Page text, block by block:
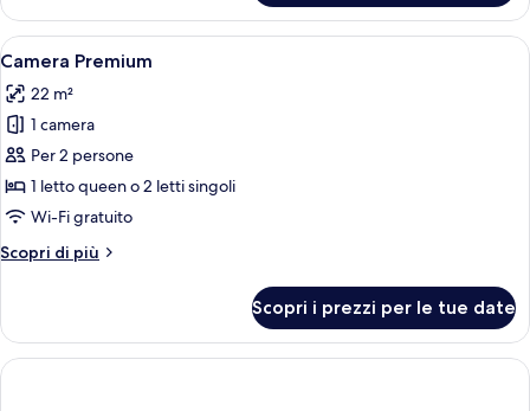
familiare
(2Adults
+
Apri
tutte
le
foto
per
Camera
Premium
Una camera d'albergo con un letto
12
Camera Premium
22 m²
1 camera
Per 2 persone
1 letto queen o 2 letti singoli
Wi-Fi gratuito
Scopri di più
Altri
Premium
Scopri i prezzi per le tue date